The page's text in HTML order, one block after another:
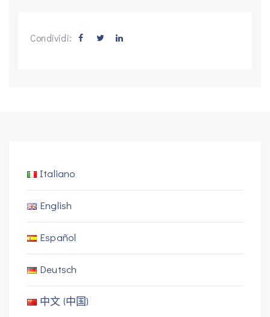
Condividi:
Italiano
English
Español
Deutsch
中文 (中国)